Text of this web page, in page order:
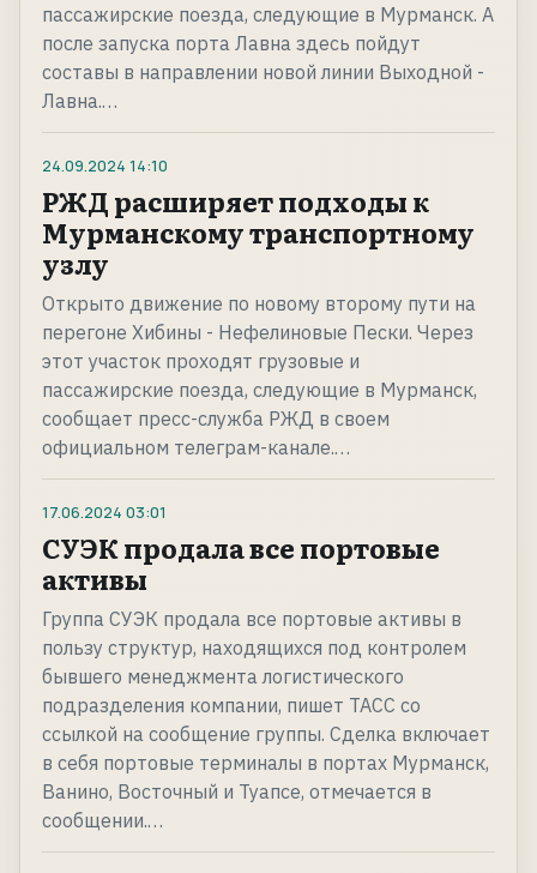
пассажирские поезда, следующие в Мурманск. А
после запуска порта Лавна здесь пойдут
составы в направлении новой линии Выходной -
Лавна.…
24.09.2024 14:10
РЖД расширяет подходы к
Мурманскому транспортному
узлу
Открыто движение по новому второму пути на
перегоне Хибины - Нефелиновые Пески. Через
этот участок проходят грузовые и
пассажирские поезда, следующие в Мурманск,
сообщает пресс-служба РЖД в своем
официальном телеграм-канале.…
17.06.2024 03:01
СУЭК продала все портовые
активы
Группа СУЭК продала все портовые активы в
пользу структур, находящихся под контролем
бывшего менеджмента логистического
подразделения компании, пишет ТАСС со
ссылкой на сообщение группы. Сделка включает
в себя портовые терминалы в портах Мурманск,
Ванино, Восточный и Туапсе, отмечается в
сообщении.…